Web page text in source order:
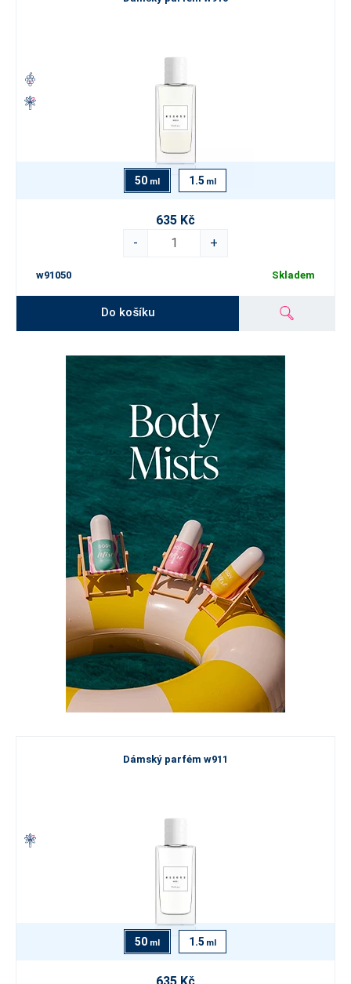
50 ml 1.5 ml
635 Kč
-
+
w91050 Skladem
Do košíku
Dámský parfém w911
50 ml 1.5 ml